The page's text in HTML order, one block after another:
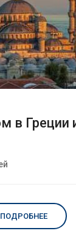
в Греции
ПОДРОБНЕЕ